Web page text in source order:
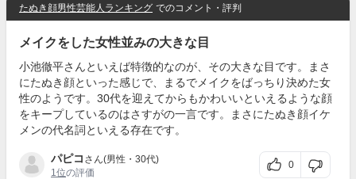
たぬき顔男性芸能人ランキング でのコメント・評判
メイクをした女性並みの大きな目
小池徹平さんといえば特徴的なのが、その大きな目です。まさ
にたぬき顔といった感じで、まるでメイクをばっちり決めた女
性のようです。30代を迎えてからもかわいいといえるような顔
をキープしているのはさすがの一言です。まさにたぬき顔イケ
メンの代名詞といえる存在です。
パピコ さん(男性・30代)
1位の評価
0